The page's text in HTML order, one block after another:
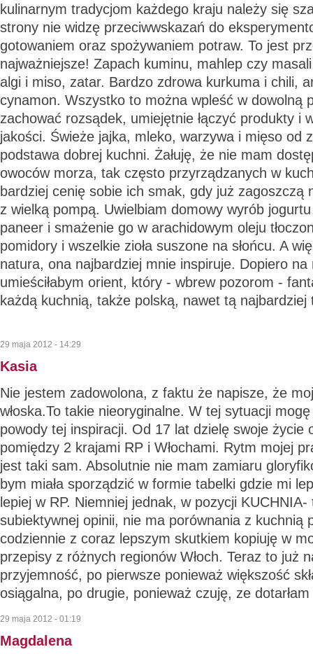
kulinarnym tradycjom każdego kraju należy się
strony nie widzę przeciwwskazań do
gotowaniem oraz spożywaniem potraw. To jest
najważniejsze! Zapach kuminu, mahlep czy
algi i miso, zatar. Bardzo zdrowa kurkuma i chili,
cynamon. Wszystko to można wpleść w dowolną
zachować rozsądek, umiejętnie łączyć produkty i
jakości. Świeże jajka, mleko, warzywa i mięso od
podstawa dobrej kuchni. Żałuję, że nie mam
owoców morza, tak często przyrządzanych w
bardziej cenię sobie ich smak, gdy już zagoszczą
z wielką pompą. Uwielbiam domowy wyrób
paneer i smażenie go w arachidowym oleju
pomidory i wszelkie zioła suszone na słońcu. A
natura, ona najbardziej mnie inspiruje. Dopiero
umieściłabym orient, który - wbrew pozorom -
każdą kuchnią, także polską, nawet tą najbardziej
29 maja 2012 - 14:29
Kasia
Nie jestem zadowolona, z faktu że napisze, że
włoska.To takie nieoryginalne. W tej sytuacji
powody tej inspiracji. Od 17 lat dzielę swoje życie
pomiędzy 2 krajami RP i Włochami. Rytm mojej
jest taki sam. Absolutnie nie mam zamiaru
bym miała sporządzić w formie tabelki gdzie mi
lepiej w RP. Niemniej jednak, w pozycji KUCHNIA-
subiektywnej opinii, nie ma porównania z kuchnią
codziennie z coraz lepszym skutkiem kopiuję w
przepisy z różnych regionów Włoch. Teraz to już
przyjemność, po pierwsze ponieważ większość
osiągalna, po drugie, ponieważ czuję, ze
29 maja 2012 - 01:19
Magdalena